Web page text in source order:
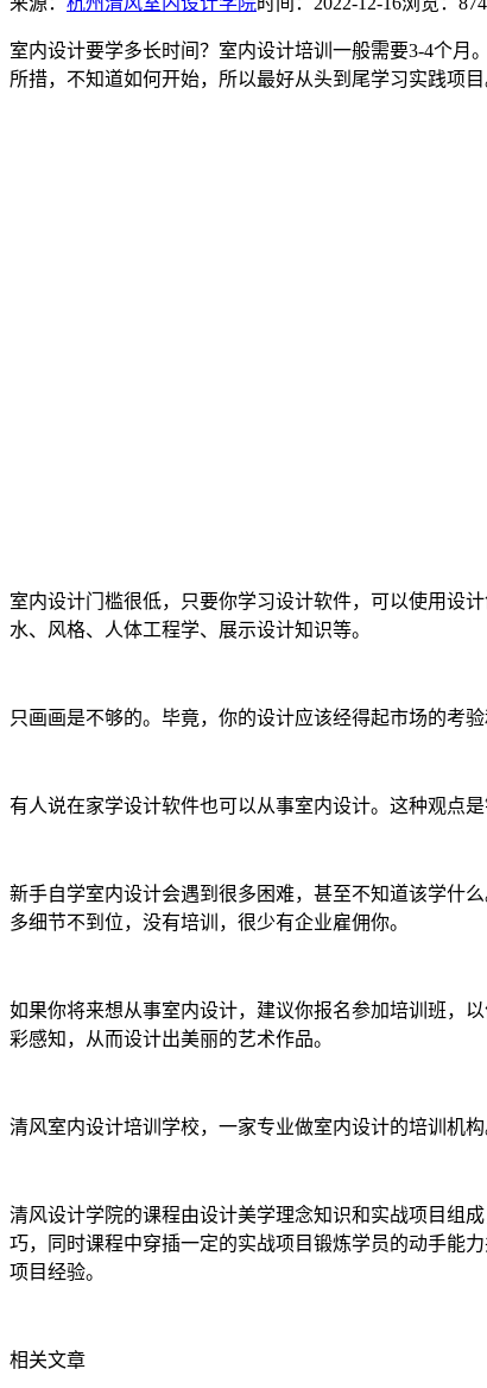
室内设计要学多长时间？室内设计培训一般需要3-4个月
所措，不知道如何开始，所以最好从头到尾学习实践项目
室内设计门槛很低，只要你学习设计软件，可以使用设
水、风格、人体工程学、展示设计知识等。
只画画是不够的。毕竟，你的设计应该经得起市场的考
有人说在家学设计软件也可以从事室内设计。这种观点
新手自学室内设计会遇到很多困难，甚至不知道该学什
多细节不到位，没有培训，很少有企业雇佣你。
如果你将来想从事室内设计，建议你报名参加培训班，
彩感知，从而设计出美丽的艺术作品。
清风室内设计培训学校，一家专业做室内设计的培训机
清风设计学院的课程由设计美学理念知识和实战项目组
巧，同时课程中穿插一定的实战项目锻炼学员的动手能
项目经验。
相关文章